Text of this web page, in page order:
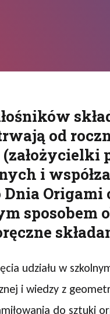
od
i
Origami
sposobem
udziału w
i wiedzy z
do sztuki